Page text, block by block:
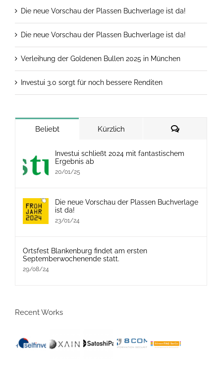
Die neue Vorschau der Plassen Buchverlage ist da!
Die neue Vorschau der Plassen Buchverlage ist da!
Verleihung der Goldenen Bullen 2025 in München
Investui 3.0 sorgt für noch bessere Renditen
Beliebt Kürzlich
Investui schließt 2024 mit fantastischem
Ergebnis ab
20/01/25
Die neue Vorschau der Plassen Buchverlage
ist da!
23/01/24
Ortsfest Blankenburg findet am ersten
Septemberwochenende statt.
29/08/24
Recent Works